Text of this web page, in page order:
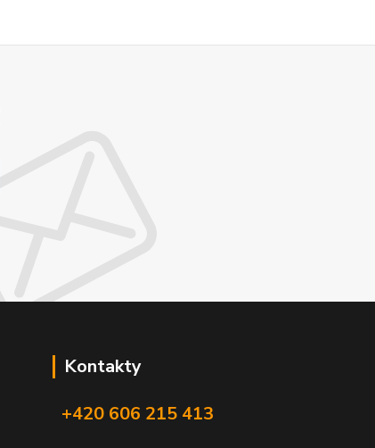
Kontakty
+420 606 215 413